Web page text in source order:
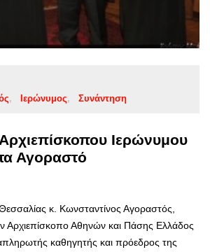
Ιερώνυμος Συνάντηση
Ιερώνυμου
Αγοραστό
κ. Κωνσταντίνος Αγοραστός,
Αρχιεπίσκοπο Αθηνών και Πάσης Ελλάδος
καθηγητής και πρόεδρος της